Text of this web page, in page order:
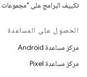
تكييف البرامج على "مجموعات Google"
الحصول على المساعدة
مركز مساعدة Android
مركز مساعدة Pixel